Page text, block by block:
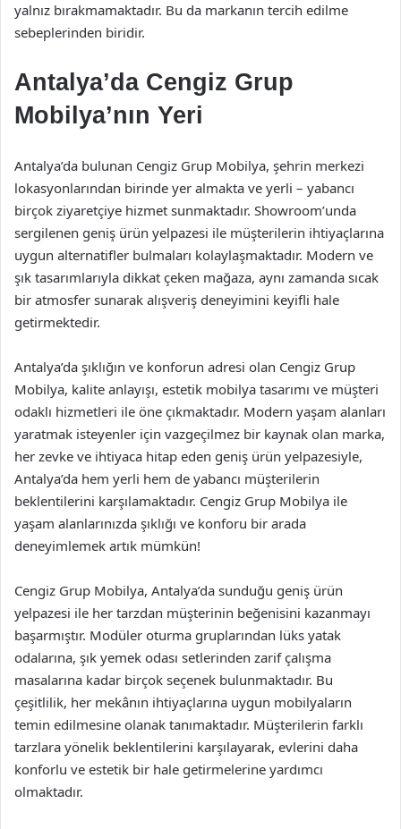
yalnız bırakmamaktadır. Bu da markanın tercih edilme
sebeplerinden biridir.
Antalya’da Cengiz Grup
Mobilya’nın Yeri
Antalya’da bulunan Cengiz Grup Mobilya, şehrin merkezi
lokasyonlarından birinde yer almakta ve yerli – yabancı
birçok ziyaretçiye hizmet sunmaktadır. Showroom’unda
sergilenen geniş ürün yelpazesi ile müşterilerin ihtiyaçlarına
uygun alternatifler bulmaları kolaylaşmaktadır. Modern ve
şık tasarımlarıyla dikkat çeken mağaza, aynı zamanda sıcak
bir atmosfer sunarak alışveriş deneyimini keyifli hale
getirmektedir.
Antalya’da şıklığın ve konforun adresi olan Cengiz Grup
Mobilya, kalite anlayışı, estetik mobilya tasarımı ve müşteri
odaklı hizmetleri ile öne çıkmaktadır. Modern yaşam alanları
yaratmak isteyenler için vazgeçilmez bir kaynak olan marka,
her zevke ve ihtiyaca hitap eden geniş ürün yelpazesiyle,
Antalya’da hem yerli hem de yabancı müşterilerin
beklentilerini karşılamaktadır. Cengiz Grup Mobilya ile
yaşam alanlarınızda şıklığı ve konforu bir arada
deneyimlemek artık mümkün!
Cengiz Grup Mobilya, Antalya’da sunduğu geniş ürün
yelpazesi ile her tarzdan müşterinin beğenisini kazanmayı
başarmıştır. Modüler oturma gruplarından lüks yatak
odalarına, şık yemek odası setlerinden zarif çalışma
masalarına kadar birçok seçenek bulunmaktadır. Bu
çeşitlilik, her mekânın ihtiyaçlarına uygun mobilyaların
temin edilmesine olanak tanımaktadır. Müşterilerin farklı
tarzlara yönelik beklentilerini karşılayarak, evlerini daha
konforlu ve estetik bir hale getirmelerine yardımcı
olmaktadır.